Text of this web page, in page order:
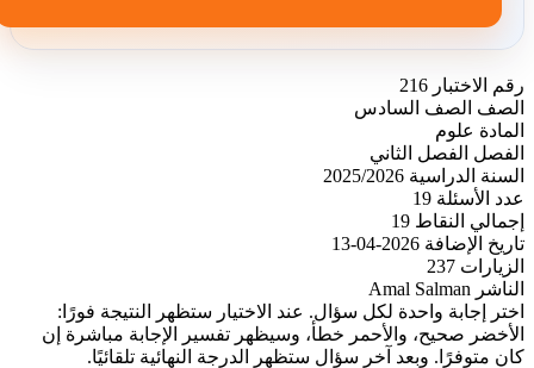
رقم الاختبار 216
الصف
الصف السادس
المادة
علوم
الفصل
الفصل الثاني
السنة الدراسية 2025/2026
عدد الأسئلة 19
إجمالي النقاط 19
تاريخ الإضافة 2026-04-13
الزيارات 237
الناشر Amal Salman
اختر إجابة واحدة لكل سؤال. عند الاختيار ستظهر النتيجة فورًا:
الأخضر صحيح، والأحمر خطأ، وسيظهر تفسير الإجابة مباشرة إن
كان متوفرًا. وبعد آخر سؤال ستظهر الدرجة النهائية تلقائيًا.